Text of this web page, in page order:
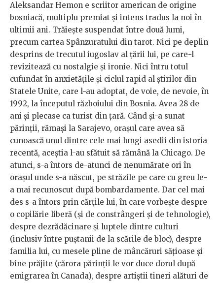
Aleksandar Hemon e scriitor american de origine
bosniacă, multiplu premiat și intens tradus la noi în
ultimii ani. Trăiește suspendat între două lumi,
precum cartea Spânzuratului din tarot. Nici pe deplin
desprins de trecutul iugoslav al țării lui, pe care-l
revizitează cu nostalgie și ironie. Nici întru totul
cufundat în anxietățile și ciclul rapid al știrilor din
Statele Unite, care l-au adoptat, de voie, de nevoie, în
1992, la începutul războiului din Bosnia. Avea 28 de
ani și plecase ca turist din țară. Când și-a sunat
părinții, rămași la Sarajevo, orașul care avea să
cunoască unul dintre cele mai lungi asedii din istoria
recentă, aceștia l-au sfătuit să rămână la Chicago. De
atunci, s-a întors de-atunci de nenumărate ori în
orașul unde s-a născut, pe străzile pe care cu greu le-
a mai recunoscut după bombardamente. Dar cel mai
des s-a întors prin cărțile lui, în care vorbește despre
o copilărie liberă (și de constrângeri și de tehnologie),
despre dezrădăcinare și luptele dintre culturi
(inclusiv între puștanii de la scările de bloc), despre
familia lui, cu mesele pline de mâncăruri sățioase și
bine prăjite (cărora părinții le vor duce dorul după
emigrarea în Canada), despre artiștii tineri alături de